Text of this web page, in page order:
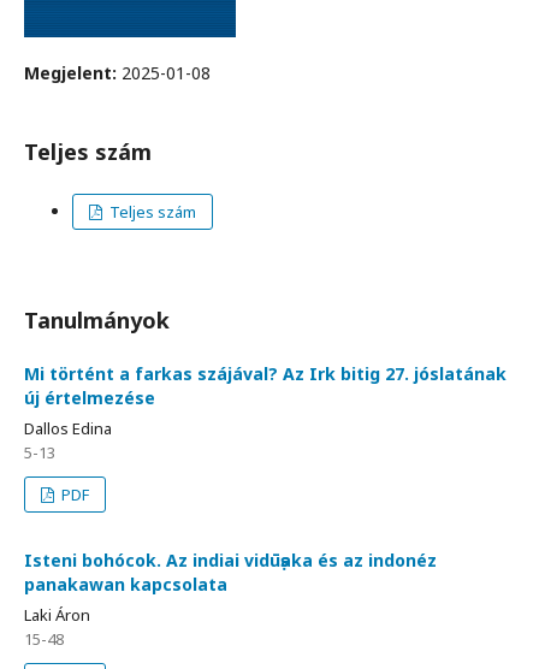
Megjelent: 2025-01-08
Teljes szám
Teljes szám
Tanulmányok
Mi történt a farkas szájával? Az Irk bitig 27. jóslatának
új értelmezése
Dallos Edina
5-13
PDF
Isteni bohócok. Az indiai vidūṣaka és az indonéz
panakawan kapcsolata
Laki Áron
15-48